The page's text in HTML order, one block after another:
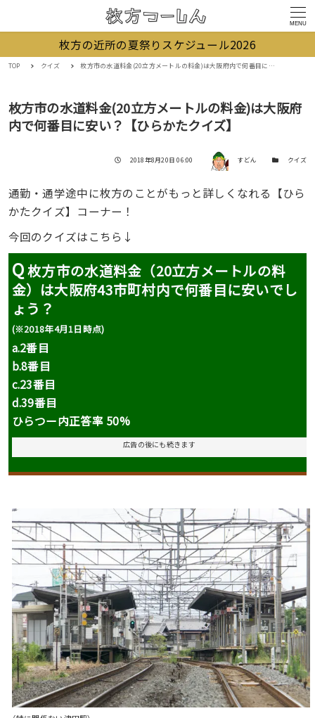
MENU
枚方の近所の夏祭りスケジュール2026
TOP クイズ 枚方市の水道料金(20立方メートルの料金)は大阪府内で何番目に安い？【ひらかたクイズ】
枚方市の水道料金(20立方メートルの料金)は大阪府
内で何番目に安い？【ひらかたクイズ】
投稿日
2018年8月20日 06:00 著者 すどん カテゴリー
クイズ
通勤・通学途中に枚方のことがもっと詳しくなれる【ひら
かたクイズ】コーナー！
今回のクイズはこちら↓
Q枚方市の水道料金（20立方メートルの料
金）は大阪府43市町村内で何番目に安いでし
ょう？
(※2018年4月1日時点)
a.2番目
b.8番目
c.23番目
d.39番目
ひらつー内正答率 50%
広告の後にも続きます